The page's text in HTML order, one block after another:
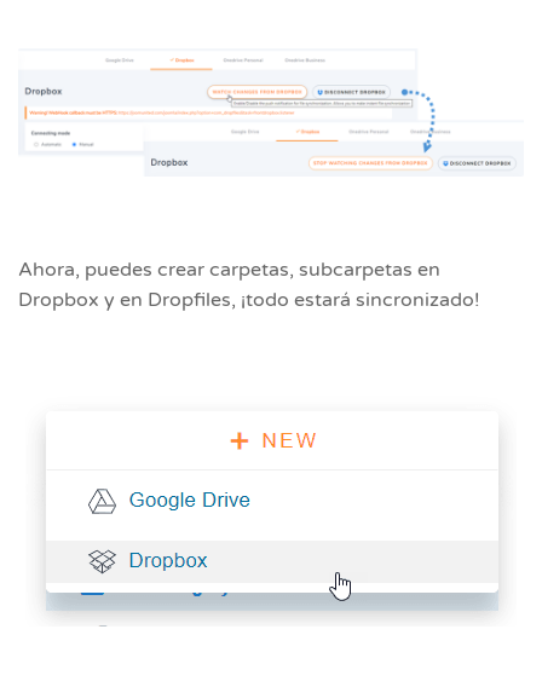
Ahora, puedes crear carpetas, subcarpetas en
Dropbox y en Dropfiles, ¡todo estará sincronizado!